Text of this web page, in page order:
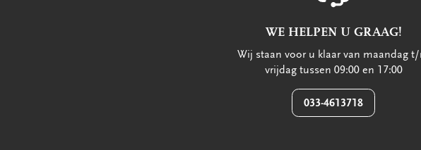
WE HELPEN U GRAAG!
Wij staan voor u klaar van maandag
vrijdag tussen 09:00 en 17:00
033-4613718